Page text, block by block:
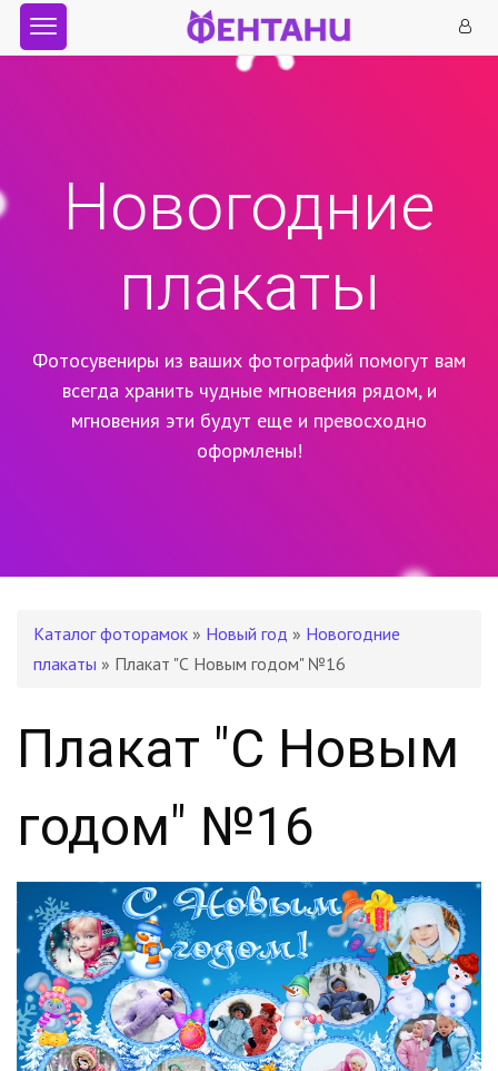
Новогодние
плакаты
Фотосувениры из ваших фотографий помогут вам
всегда хранить чудные мгновения рядом, и
мгновения эти будут еще и превосходно
оформлены!
Каталог фоторамок » Новый год » Новогодние
плакаты » Плакат "С Новым годом" №16
Плакат "С Новым
годом" №16